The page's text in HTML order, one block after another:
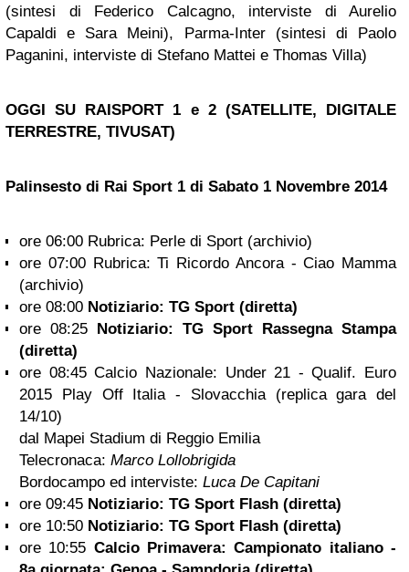
(sintesi di Federico Calcagno, interviste di Aurelio
Capaldi e Sara Meini), Parma-Inter (sintesi di Paolo
Paganini, interviste di Stefano Mattei e Thomas Villa)
OGGI SU RAISPORT 1 e 2 (SATELLITE, DIGITALE
TERRESTRE, TIVUSAT)
Palinsesto di Rai Sport 1 di Sabato 1 Novembre 2014
ore 06:00 Rubrica: Perle di Sport (archivio)
ore 07:00 Rubrica: Ti Ricordo Ancora - Ciao Mamma
(archivio)
ore 08:00 Notiziario: TG Sport (diretta)
ore 08:25 Notiziario: TG Sport Rassegna Stampa
(diretta)
ore 08:45 Calcio Nazionale: Under 21 - Qualif. Euro
2015 Play Off Italia - Slovacchia (replica gara del
14/10)
dal Mapei Stadium di Reggio Emilia
Telecronaca: Marco Lollobrigida
Bordocampo ed interviste: Luca De Capitani
ore 09:45 Notiziario: TG Sport Flash (diretta)
ore 10:50 Notiziario: TG Sport Flash (diretta)
ore 10:55 Calcio Primavera: Campionato italiano -